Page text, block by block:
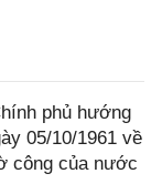
phủ hướng
05/10/1961 về
công của nước